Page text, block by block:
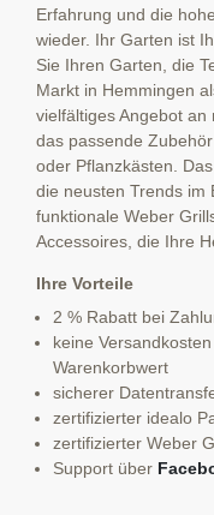
Erfahrung und die
wieder. Ihr Garten ist
Sie Ihren Garten, die
Markt in Hemmingen
vielfältiges Angebot
das passende
oder Pflanzkästen.
die neusten Trends im
funktionale Weber
Accessoires, die Ihre
Ihre Vorteile
2 % Rabatt bei
keine
Warenkorbwert
sicherer
zertifizierter idealo
zertifizierter Weber
Support über